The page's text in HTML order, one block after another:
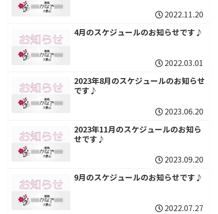
2022.11.20
4月のスケジュールのお知らせです♪
2022.03.01
2023年8月のスケジュールのお知らせ
です♪
2023.06.20
2023年11月のスケジュールのお知ら
せです♪
2023.09.20
9月のスケジュールのお知らせです♪
2022.07.27